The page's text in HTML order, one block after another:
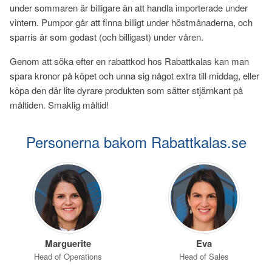
under sommaren är billigare än att handla importerade under
vintern. Pumpor går att finna billigt under höstmånaderna, och
sparris är som godast (och billigast) under våren.
Genom att söka efter en rabattkod hos Rabattkalas kan man
spara kronor på köpet och unna sig något extra till middag, eller
köpa den där lite dyrare produkten som sätter stjärnkant på
måltiden. Smaklig måltid!
Personerna bakom Rabattkalas.se
Marguerite
Head of Operations
Eva
Head of Sales